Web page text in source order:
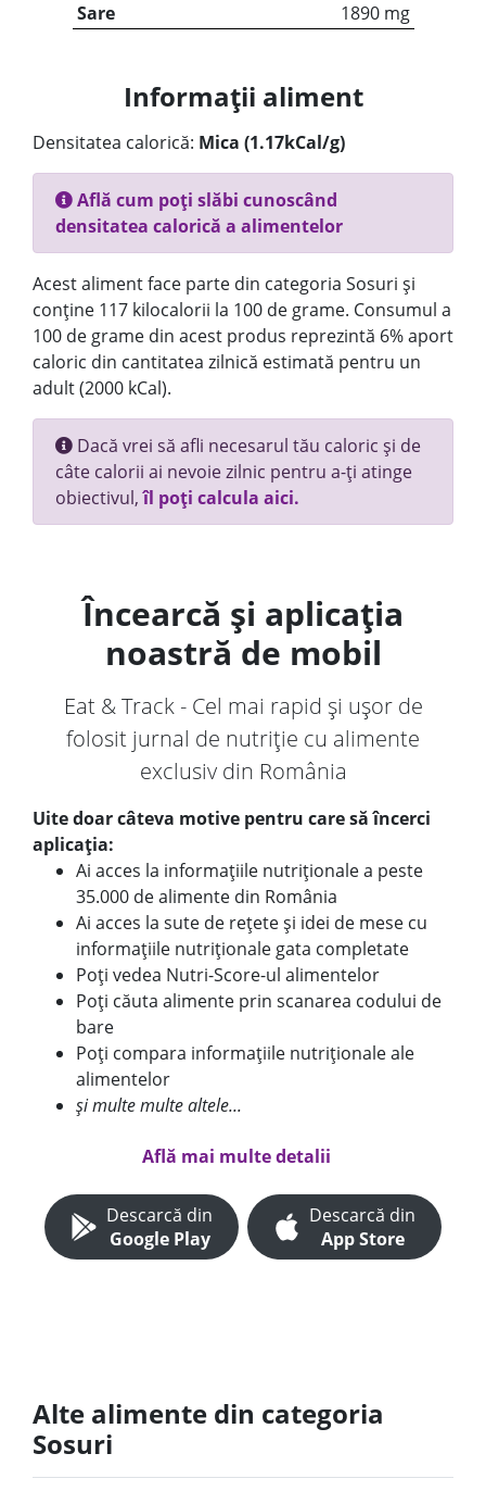
Sare
1890 mg
Informații aliment
Densitatea calorică: Mica (1.17kCal/g)
Află cum poți slăbi cunoscând
densitatea calorică a alimentelor
Acest aliment face parte din categoria Sosuri și
conține 117 kilocalorii la 100 de grame. Consumul a
100 de grame din acest produs reprezintă 6% aport
caloric din cantitatea zilnică estimată pentru un
adult (2000 kCal).
Dacă vrei să afli necesarul tău caloric și de
câte calorii ai nevoie zilnic pentru a-ți atinge
obiectivul,îl poți calcula aici.
Încearcă și aplicația
noastră de mobil
Eat & Track - Cel mai rapid și ușor de
folosit jurnal de nutriție cu alimente
exclusiv din România
Uite doar câteva motive pentru care să încerci
aplicația:
Ai acces la informațiile nutriționale a peste
35.000 de alimente din România
Ai acces la sute de rețete și idei de mese cu
informațiile nutriționale gata completate
Poți vedea Nutri-Score-ul alimentelor
Poți căuta alimente prin scanarea codului de
bare
Poți compara informațiile nutriționale ale
alimentelor
și multe multe altele...
Află mai multe detalii
Descarcă din
Google Play
Descarcă din
App Store
Alte alimente din categoria
Sosuri